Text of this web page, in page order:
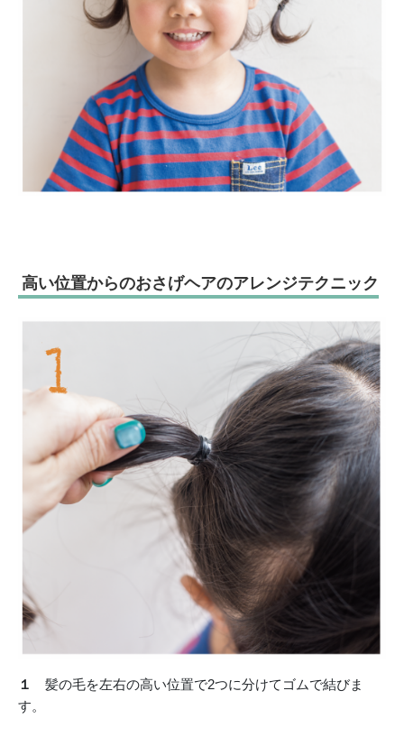
高い位置からのおさげヘアのアレンジテクニック
１
髪の毛を左右の高い位置で2つに分けてゴムで結びま
す。